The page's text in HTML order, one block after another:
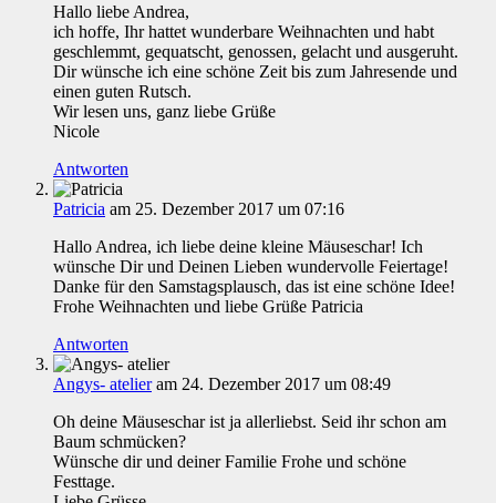
Hallo liebe Andrea,
ich hoffe, Ihr hattet wunderbare Weihnachten und habt
geschlemmt, gequatscht, genossen, gelacht und ausgeruht.
Dir wünsche ich eine schöne Zeit bis zum Jahresende und
einen guten Rutsch.
Wir lesen uns, ganz liebe Grüße
Nicole
Antworten
Patricia am 25. Dezember 2017 um 07:16
Hallo Andrea, ich liebe deine kleine Mäuseschar! Ich
wünsche Dir und Deinen Lieben wundervolle Feiertage!
Danke für den Samstagsplausch, das ist eine schöne Idee!
Frohe Weihnachten und liebe Grüße Patricia
Antworten
Angys- atelier am 24. Dezember 2017 um 08:49
Oh deine Mäuseschar ist ja allerliebst. Seid ihr schon am
Baum schmücken?
Wünsche dir und deiner Familie Frohe und schöne
Festtage.